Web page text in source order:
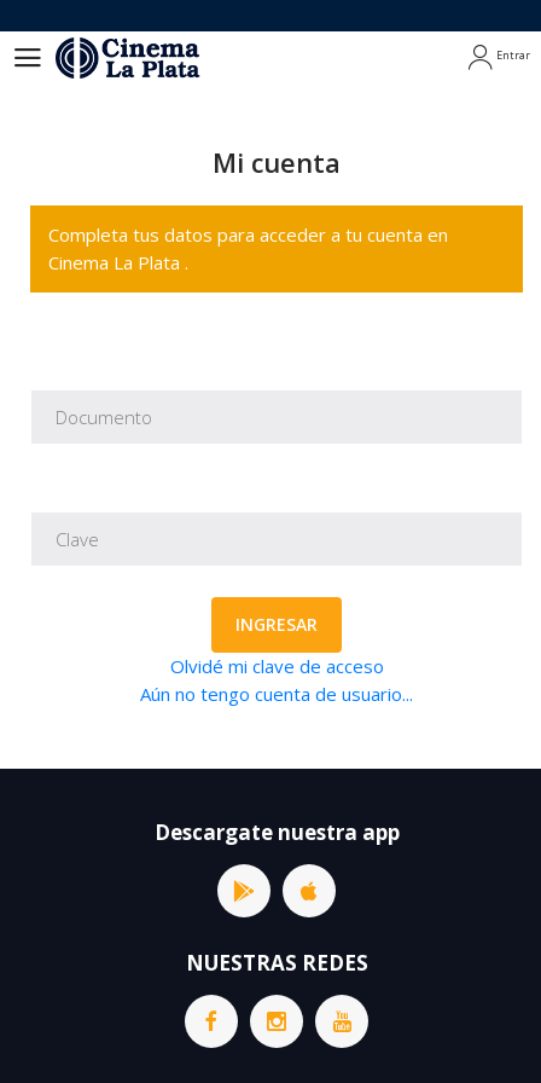
Entrar
Mi cuenta
Completa tus datos para acceder a tu cuenta en
Cinema La Plata .
INGRESAR
Olvidé mi clave de acceso
Aún no tengo cuenta de usuario...
Descargate nuestra app
NUESTRAS REDES